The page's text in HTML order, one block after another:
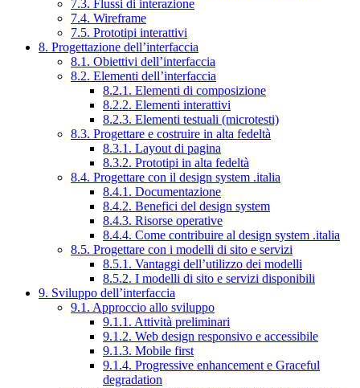
7.3. Flussi di interazione
7.4. Wireframe
7.5. Prototipi interattivi
8. Progettazione dell’interfaccia
8.1. Obiettivi dell’interfaccia
8.2. Elementi dell’interfaccia
8.2.1. Elementi di composizione
8.2.2. Elementi interattivi
8.2.3. Elementi testuali (microtesti)
8.3. Progettare e costruire in alta fedeltà
8.3.1. Layout di pagina
8.3.2. Prototipi in alta fedeltà
8.4. Progettare con il design system .italia
8.4.1. Documentazione
8.4.2. Benefici del design system
8.4.3. Risorse operative
8.4.4. Come contribuire al design system .italia
8.5. Progettare con i modelli di sito e servizi
8.5.1. Vantaggi dell’utilizzo dei modelli
8.5.2. I modelli di sito e servizi disponibili
9. Sviluppo dell’interfaccia
9.1. Approccio allo sviluppo
9.1.1. Attività preliminari
9.1.2. Web design responsivo e accessibile
9.1.3. Mobile first
9.1.4. Progressive enhancement e Graceful
degradation